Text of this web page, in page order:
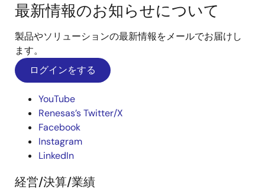
最新情報のお知らせについて
製品やソリューションの最新情報をメールでお届けし
ます。
ログインをする
YouTube
Renesas’s Twitter/X
Facebook
Instagram
LinkedIn
経営/決算/業績